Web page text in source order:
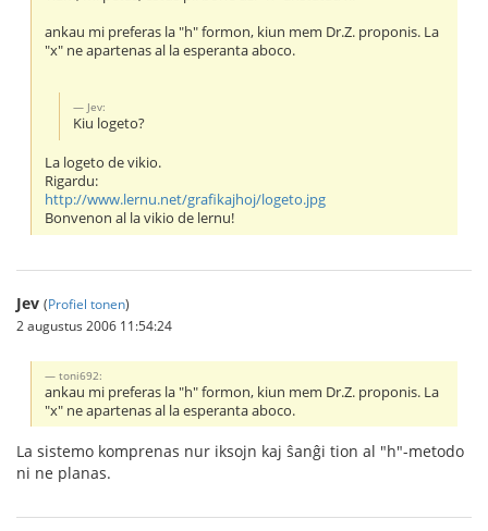
ankau mi preferas la "h" formon, kiun mem Dr.Z. proponis. La
"x" ne apartenas al la esperanta aboco.
Jev:
Kiu logeto?
La logeto de vikio.
Rigardu:
http://www.lernu.net/grafikajhoj/logeto.jpg
Bonvenon al la vikio de lernu!
Jev (Profiel tonen)
2 augustus 2006 11:54:24
toni692:
ankau mi preferas la "h" formon, kiun mem Dr.Z. proponis. La
"x" ne apartenas al la esperanta aboco.
La sistemo komprenas nur iksojn kaj ŝanĝi tion al "h"-metodo
ni ne planas.